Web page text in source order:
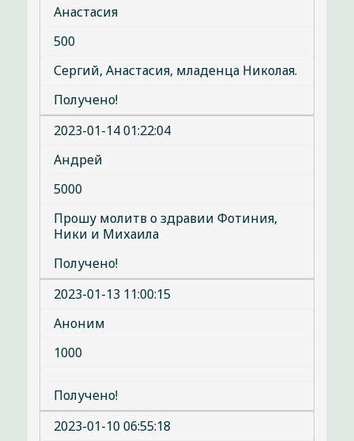
Анастасия
500
Сергий, Анастасия, младенца Николая.
Получено!
2023-01-14 01:22:04
Андрей
5000
Прошу молитв о здравии Фотиния,
Ники и Михаила
Получено!
2023-01-13 11:00:15
Аноним
1000
Получено!
2023-01-10 06:55:18